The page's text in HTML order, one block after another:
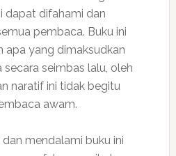
dapat difahami dan
pembaca. Buku ini
apa yang dimaksudkan
seimbas lalu, oleh
naratif ini tidak begitu
awam.
mendalami buku ini